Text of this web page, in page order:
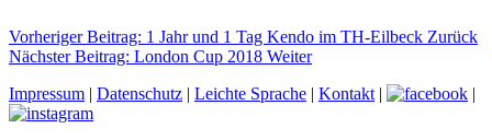
Vorheriger Beitrag: 1 Jahr und 1 Tag Kendo im TH-Eilbeck Zurück
Nächster Beitrag: London Cup 2018 Weiter
Impressum | Datenschutz | Leichte Sprache | Kontakt | |